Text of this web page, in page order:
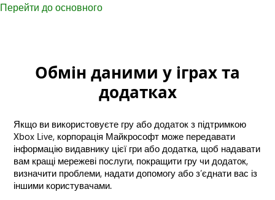
Перейти до основного
Обмін даними у іграх та
додатках
Якщо ви використовуєте гру або додаток з підтримкою
Xbox Live, корпорація Майкрософт може передавати
інформацію видавнику цієї гри або додатка, щоб надавати
вам кращі мережеві послуги, покращити гру чи додаток,
визначити проблеми, надати допомогу або з’єднати вас із
іншими користувачами.